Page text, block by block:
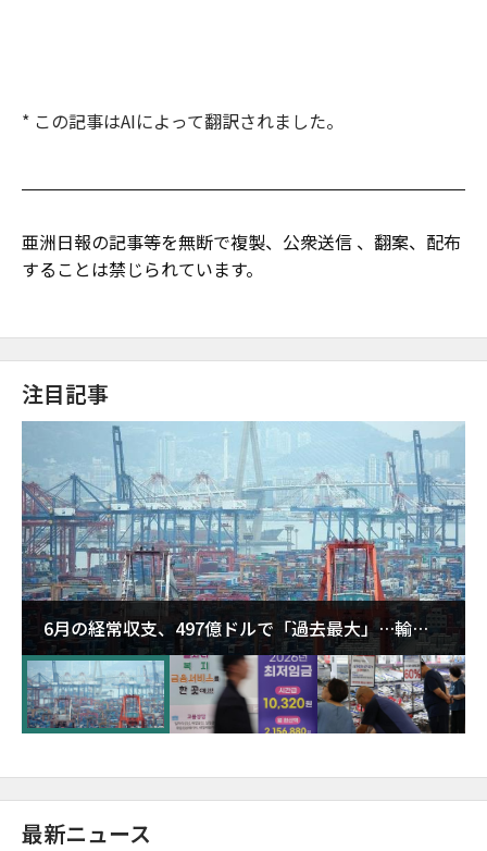
* この記事はAIによって翻訳されました。
亜洲日報の記事等を無断で複製、公衆送信 、翻案、配布
することは禁じられています。
注目記事
6月の経常収支、497億ドルで「過去最大」…輸出
が初の1000億ドル突破
最新ニュース